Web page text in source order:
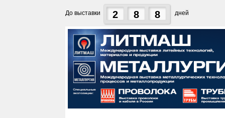
До выставки 2 8 8 дней